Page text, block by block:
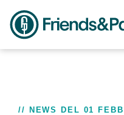
// NEWS DEL 01